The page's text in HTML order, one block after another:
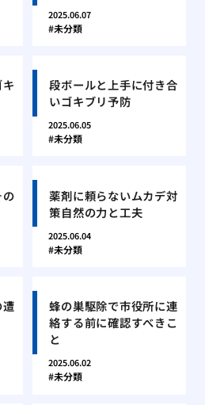
2025.06.07
未分類
段ボールと上手に付き合
いゴキブリ予防
2025.06.05
未分類
薬剤に頼らないムカデ対
策自然の力と工夫
2025.06.04
未分類
蜂の巣駆除で市役所に連
絡する前に確認すべきこ
と
2025.06.02
未分類